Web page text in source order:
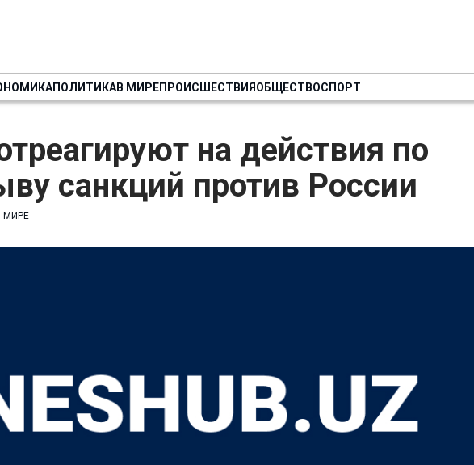
ПОЛИТИКАВ МИРЕПРОИСШЕСТВИЯОБЩЕСТВОСПОРТ
на действия по
санкций против России
МИРЕ